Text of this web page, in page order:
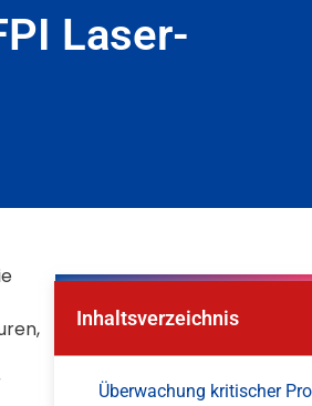
Laser-
Inhaltsverzeichnis
Überwachung kritischer